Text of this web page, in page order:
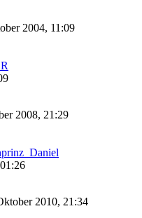
2004, 11:09
2008, 21:29
2010, 21:34